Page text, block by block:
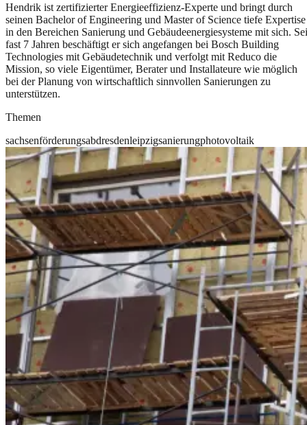
Hendrik ist zertifizierter Energieeffizienz-Experte und bringt durch
seinen Bachelor of Engineering und Master of Science tiefe Expertise
in den Bereichen Sanierung und Gebäudeenergiesysteme mit sich.
fast 7 Jahren beschäftigt er sich angefangen bei Bosch Building
Technologies mit Gebäudetechnik und verfolgt mit Reduco die
Mission, so viele Eigentümer, Berater und Installateure wie möglich
bei der Planung von wirtschaftlich sinnvollen Sanierungen zu
unterstützen.
Themen
sachsenförderungsabdresdenleipzigsanierungphotovoltaik